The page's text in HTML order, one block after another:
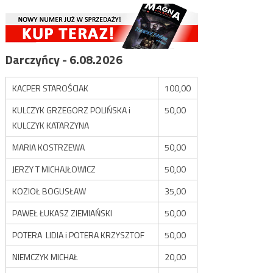
Darczyńcy - 6.08.2026
KACPER STAROŚCIAK
100,00
KULCZYK GRZEGORZ POLIŃSKA i
KULCZYK KATARZYNA
50,00
MARIA KOSTRZEWA
50,00
JERZY T MICHAJŁOWICZ
50,00
KOZIOŁ BOGUSŁAW
35,00
PAWEŁ ŁUKASZ ZIEMIAŃSKI
50,00
POTERA LIDIA i POTERA KRZYSZTOF
50,00
NIEMCZYK MICHAŁ
20,00